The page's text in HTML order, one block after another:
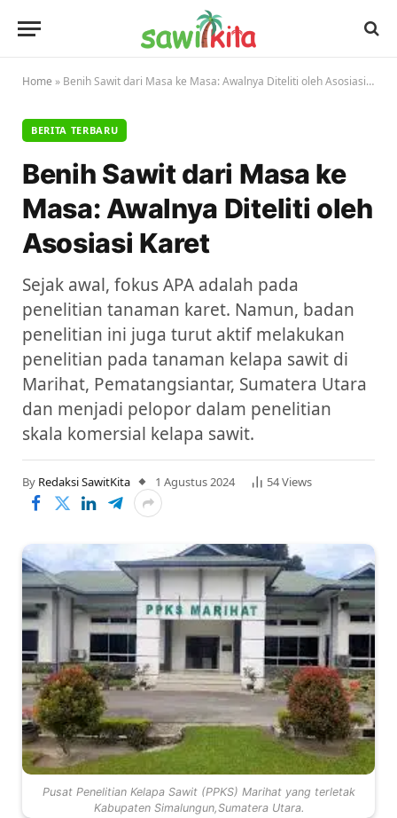
Home » Benih Sawit dari Masa ke Masa: Awalnya Diteliti oleh Asosiasi Karet
BERITA TERBARU
Benih Sawit dari Masa ke
Masa: Awalnya Diteliti oleh
Asosiasi Karet
Sejak awal, fokus APA adalah pada
penelitian tanaman karet. Namun, badan
penelitian ini juga turut aktif melakukan
penelitian pada tanaman kelapa sawit di
Marihat, Pematangsiantar, Sumatera Utara
dan menjadi pelopor dalam penelitian
skala komersial kelapa sawit.
By Redaksi SawitKita 1 Agustus 2024 54Views
Pusat Penelitian Kelapa Sawit (PPKS) Marihat yang terletak
Kabupaten Simalungun,Sumatera Utara.